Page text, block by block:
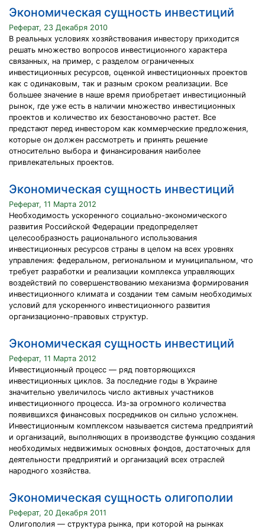
Экономическая сущность инвестиций
Реферат, 23 Декабря 2010
В реальных условиях хозяйствования инвестору приходится
решать множество вопросов инвестиционного характера
связанных, на пример, с разделом ограниченных
инвестиционных ресурсов, оценкой инвестиционных проектов
как с одинаковым, так и разным сроком реализации. Все
большее значение в наше время приобретает инвестиционный
рынок, где уже есть в наличии множество инвестиционных
проектов и количество их безостановочно растет. Все
предстают перед инвестором как коммерческие предложения,
которые он должен рассмотреть и принять решение
относительно выбора и финансирования наиболее
привлекательных проектов.
Экономическая сущность инвестиций
Реферат, 11 Марта 2012
Необходимость ускоренного социально-экономического
развития Российской Федерации предопределяет
целесообразность рационального использования
инвестиционных ресурсов страны в целом на всех уровнях
управления: федеральном, региональном и муниципальном, что
требует разработки и реализации комплекса управляющих
воздействий по совершенствованию механизма формирования
инвестиционного климата и создании тем самым необходимых
условий для ускоренного инвестиционного развития
организационно-правовых структур.
Экономическая сущность инвестиций
Реферат, 11 Марта 2012
Инвестиционный процесс — ряд повторяющихся
инвестиционных циклов. За последние годы в Украине
значительно увеличилось число активных участников
инвестиционного процесса. Из-за огромного количества
появившихся финансовых посредников он сильно усложнен.
Инвестиционным комплексом называется система предприятий
и организаций, выполняющих в производстве функцию создания
необходимых недвижимых основных фондов, достаточных для
деятельности предприятий и организаций всех отраслей
народного хозяйства.
Экономическая сущность олигополии
Реферат, 20 Декабря 2011
Олигополия — структура рынка, при которой на рынках